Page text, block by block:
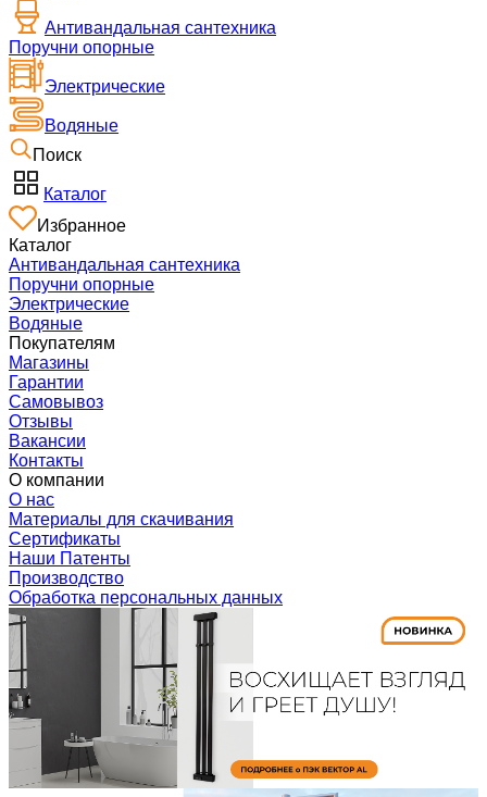
Антивандальная сантехника
Поручни опорные
Электрические
Водяные
Поиск
Каталог
Избранное
Каталог
Антивандальная сантехника
Поручни опорные
Электрические
Водяные
Покупателям
Магазины
Гарантии
Самовывоз
Отзывы
Вакансии
Контакты
О компании
О нас
Материалы для скачивания
Сертификаты
Наши Патенты
Производство
Обработка персональных данных